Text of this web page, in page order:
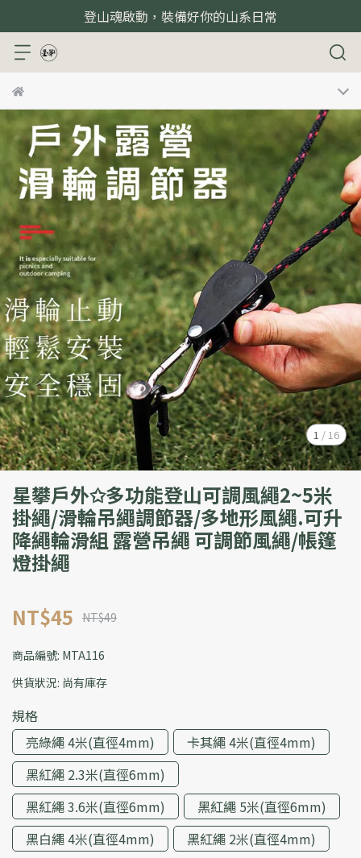
登山魂啟動，裝備好你的山系日常
1 / 16
星攀戶外✩多功能登山可調風繩2~5米
掛繩/滑輪吊繩調節器/多地形風繩.可升
降繩輪滑組 露營吊繩 可調節風繩/帳篷
燈掛繩
NT$45 NT$49
商品編號: MTA116
供貨狀況: 尚有庫存
規格
亮綠繩 4米(直徑4mm)
卡其繩 4米(直徑4mm)
黑紅繩 2.3米(直徑6mm)
黑紅繩 3.6米(直徑6mm)
黑紅繩 5米(直徑6mm)
黑白繩 4米(直徑4mm)
黑紅繩 2米(直徑4mm)